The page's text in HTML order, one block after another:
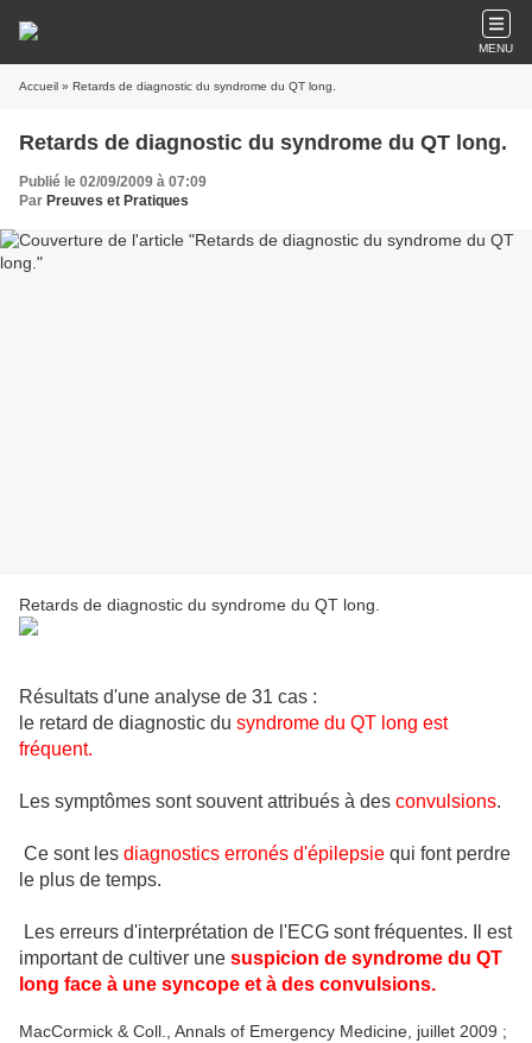
MENU
Accueil » Retards de diagnostic du syndrome du QT long.
Retards de diagnostic du syndrome du QT long.
Publié le 02/09/2009 à 07:09
Par Preuves et Pratiques
Retards de diagnostic du syndrome du QT long.
Résultats d'une analyse de 31 cas :
le retard de diagnostic du syndrome du QT long est
fréquent.
Les symptômes sont souvent attribués à des convulsions.
Ce sont les diagnostics erronés d'épilepsie qui font perdre
le plus de temps.
Les erreurs d'interprétation de l'ECG sont fréquentes. Il est
important de cultiver une suspicion de syndrome du QT
long face à une syncope et à des convulsions.
MacCormick & Coll., Annals of Emergency Medicine, juillet 2009 ;